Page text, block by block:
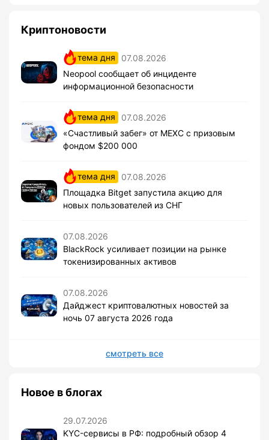
Криптоновости
тема дня
07.08.2026
Neopool сообщает об инциденте
информационной безопасности
тема дня
07.08.2026
«Счастливый забег» от MEXC с призовым
фондом $200 000
тема дня
07.08.2026
Площадка Bitget запустила акцию для
новых пользователей из СНГ
07.08.2026
BlackRock усиливает позиции на рынке
токенизированных активов
07.08.2026
Дайджест криптовалютных новостей за
ночь 07 августа 2026 года
смотреть все
Новое в блогах
29.07.2026
KYC-сервисы в РФ: подробный обзор 4